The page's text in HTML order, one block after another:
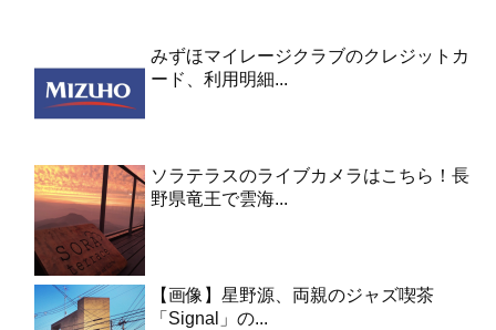
みずほマイレージクラブのクレジットカ
ード、利用明細...
ソラテラスのライブカメラはこちら！長
野県竜王で雲海...
【画像】星野源、両親のジャズ喫茶
「Signal」の...